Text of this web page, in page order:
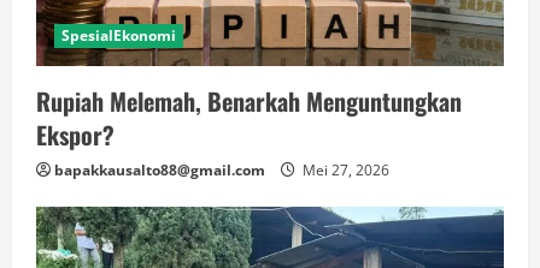
SpesialEkonomi
Rupiah Melemah, Benarkah Menguntungkan
Ekspor?
bapakkausalto88@gmail.com Mei 27, 2026